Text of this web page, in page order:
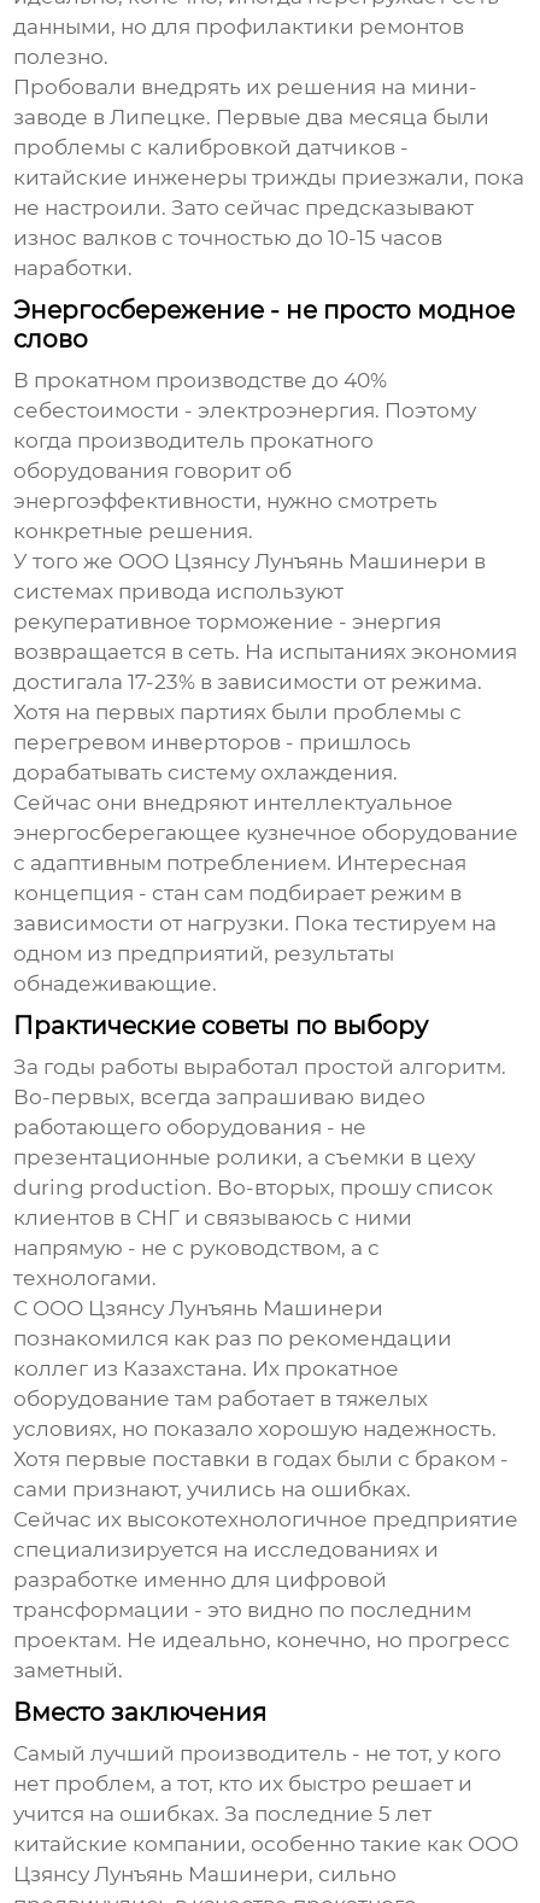
данными, но для профилактики ремонтов
полезно.
Пробовали внедрять их решения на мини-
заводе в Липецке. Первые два месяца были
проблемы с калибровкой датчиков -
китайские инженеры трижды приезжали, пока
не настроили. Зато сейчас предсказывают
износ валков с точностью до 10-15 часов
наработки.
Энергосбережение - не просто модное
слово
В прокатном производстве до 40%
себестоимости - электроэнергия. Поэтому
когда производитель прокатного
оборудования говорит об
энергоэффективности, нужно смотреть
конкретные решения.
У того же ООО Цзянсу Лунъянь Машинери в
системах привода используют
рекуперативное торможение - энергия
возвращается в сеть. На испытаниях экономия
достигала 17-23% в зависимости от режима.
Хотя на первых партиях были проблемы с
перегревом инверторов - пришлось
дорабатывать систему охлаждения.
Сейчас они внедряют интеллектуальное
энергосберегающее кузнечное оборудование
с адаптивным потреблением. Интересная
концепция - стан сам подбирает режим в
зависимости от нагрузки. Пока тестируем на
одном из предприятий, результаты
обнадеживающие.
Практические советы по выбору
За годы работы выработал простой алгоритм.
Во-первых, всегда запрашиваю видео
работающего оборудования - не
презентационные ролики, а съемки в цеху
during production. Во-вторых, прошу список
клиентов в СНГ и связываюсь с ними
напрямую - не с руководством, а с
технологами.
С ООО Цзянсу Лунъянь Машинери
познакомился как раз по рекомендации
коллег из Казахстана. Их прокатное
оборудование там работает в тяжелых
условиях, но показало хорошую надежность.
Хотя первые поставки в годах были с браком -
сами признают, учились на ошибках.
Сейчас их высокотехнологичное предприятие
специализируется на исследованиях и
разработке именно для цифровой
трансформации - это видно по последним
проектам. Не идеально, конечно, но прогресс
заметный.
Вместо заключения
Самый лучший производитель - не тот, у кого
нет проблем, а тот, кто их быстро решает и
учится на ошибках. За последние 5 лет
китайские компании, особенно такие как ООО
Цзянсу Лунъянь Машинери, сильно